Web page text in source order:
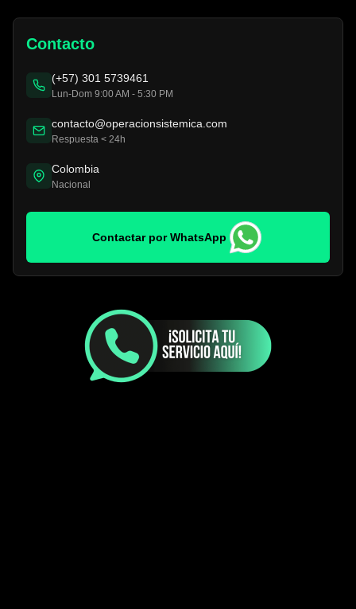
Contacto
(+57) 301 5739461
Lun-Dom 9:00 AM - 5:30 PM
contacto@operacionsistemica.com
Respuesta < 24h
Colombia
Nacional
Contactar por WhatsApp